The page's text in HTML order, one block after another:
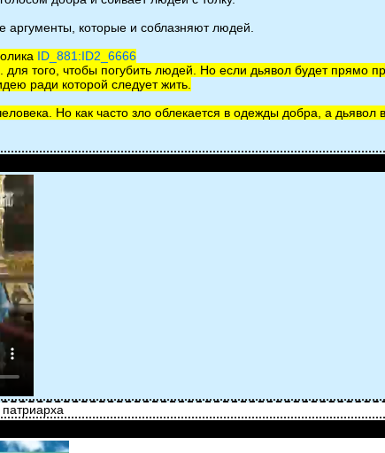
аргументы, которые и соблазняют людей.
ID_881:ID2_6666
для того, чтобы погубить людей. Но если дьявол будет прямо
ради которой следует жить.
Но как часто зло облекается в одежды добра, а дьявол